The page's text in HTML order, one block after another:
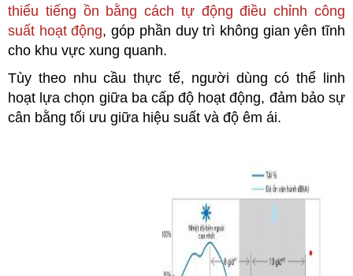
thiểu tiếng ồn bằng cách tự động điều chỉnh công
suất hoạt động, góp phần duy trì không gian yên tĩnh
cho khu vực xung quanh.
Tùy theo nhu cầu thực tế, người dùng có thể linh
hoạt lựa chọn giữa ba cấp độ hoạt động, đảm bảo sự
cân bằng tối ưu giữa hiệu suất và độ êm ái.